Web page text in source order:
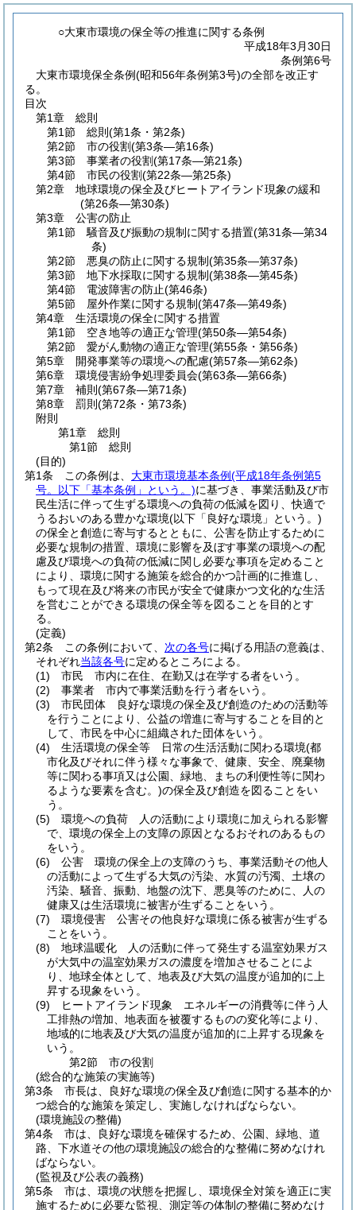
○大東市環境の保全等の推進に関する条例
平成18年3月30日
条例第6号
大東市環境保全条例(昭和56年条例第3号)の全部を改正す
る。
目次
第1章
総則
第1節
総則 (第1条・第2条)
第2節
市の役割(第3条―第16条)
第3節
事業者の役割(第17条―第21条)
第4節
市民の役割(第22条―第25条)
第2章
地球環境の保全及びヒートアイランド現象の緩和
(第26条―第30条)
第3章
公害の防止
第1節
騒音及び振動の規制に関する措置(第31条―第34
条)
第2節
悪臭の防止に関する規制(第35条―第37条)
第3節
地下水採取に関する規制(第38条―第45条)
第4節
電波障害の防止(第46条)
第5節
屋外作業に関する規制(第47条―第49条)
第4章
生活環境の保全に関する措置
第1節
空き地等の適正な管理(第50条―第54条)
第2節
愛がん動物の適正な管理(第55条・第56条)
第5章
開発事業等の環境への配慮(第57条―第62条)
第6章
環境侵害紛争処理委員会(第63条―第66条)
第7章
補則 (第67条―第71条)
第8章
罰則 (第72条・第73条)
附則
第1章
総則
第1節
総則
(目的)
第1条
この条例は、 大東市環境基本条例(平成18年条例第5
号。以下「基本条例」という。)に基づき、事業活動及び市
民生活に伴って生ずる環境への負荷の低減を図り、快適で
うるおいのある豊かな環境(以下「良好な環境」という。)
の保全と創造に寄与するとともに、公害を防止するために
必要な規制の措置、環境に影響を及ぼす事業の環境への配
慮及び環境への負荷の低減に関し必要な事項を定めること
により、環境に関する施策を総合的かつ計画的に推進し、
もって現在及び将来の市民が安全で健康かつ文化的な生活
を営むことができる環境の保全等を図ることを目的とす
る。
(定義)
第2条
この条例において、 次の各号に掲げる用語の意義は、
それぞれ当該各号に定めるところによる。
(1)
市民 市内に在住、在勤又は在学する者をいう。
(2)
事業者 市内で事業活動を行う者をいう。
(3)
市民団体 良好な環境の保全及び創造のための活動等
を行うことにより、公益の増進に寄与することを目的と
して、市民を中心に組織された団体をいう。
(4)
生活環境の保全等 日常の生活活動に関わる環境(都
市化及びそれに伴う様々な事象で、健康、安全、廃棄物
等に関わる事項又は公園、緑地、まちの利便性等に関わ
るような要素を含む。)の保全及び創造を図ることをい
う。
(5)
環境への負荷 人の活動により環境に加えられる影響
で、環境の保全上の支障の原因となるおそれのあるもの
をいう。
(6)
公害 環境の保全上の支障のうち、事業活動その他人
の活動によって生ずる大気の汚染、水質の汚濁、土壌の
汚染、騒音、振動、地盤の沈下、悪臭等のために、人の
健康又は生活環境に被害が生ずることをいう。
(7)
環境侵害 公害その他良好な環境に係る被害が生ずる
ことをいう。
(8)
地球温暖化 人の活動に伴って発生する温室効果ガス
が大気中の温室効果ガスの濃度を増加させることによ
り、地球全体として、地表及び大気の温度が追加的に上
昇する現象をいう。
(9)
ヒートアイランド現象 エネルギーの消費等に伴う人
工排熱の増加、地表面を被覆するものの変化等により、
地域的に地表及び大気の温度が追加的に上昇する現象を
いう。
第2節
市の役割
(総合的な施策の実施等)
第3条
市長は、良好な環境の保全及び創造に関する基本的か
つ総合的な施策を策定し、実施しなければならない。
(環境施設の整備)
第4条
市は、良好な環境を確保するため、公園、緑地、道
路、下水道その他の環境施設の総合的な整備に努めなけれ
ばならない。
(監視及び公表の義務)
第5条
市は、環境の状態を把握し、環境保全対策を適正に実
施するために必要な監視、測定等の体制の整備に努めなけ